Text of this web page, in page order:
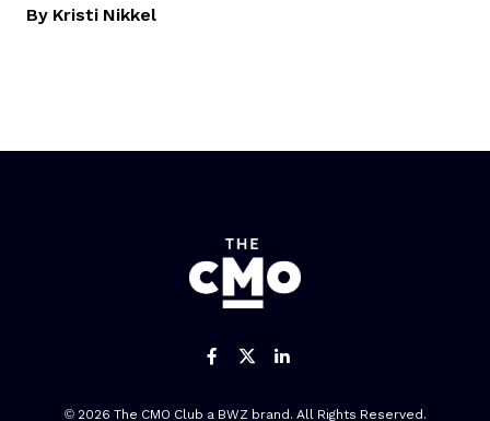
By Kristi Nikkel
Like us on Facebook
Follow us on Twitter
Add us on
© 2026 The CMO Club a BWZOpens new window
brand. All Rights Reserved.